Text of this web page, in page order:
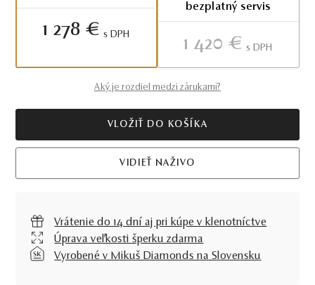
1 278 € S DPH
bezplatný servis
1 420 € S DPH
Aký je rozdiel medzi zárukami?
VLOŽIŤ DO KOŠÍKA
VIDIEŤ NAŽIVO
Vrátenie do 14 dní aj pri kúpe v klenotníctve
Úprava veľkosti šperku zdarma
Vyrobené v Mikuš Diamonds na Slovensku